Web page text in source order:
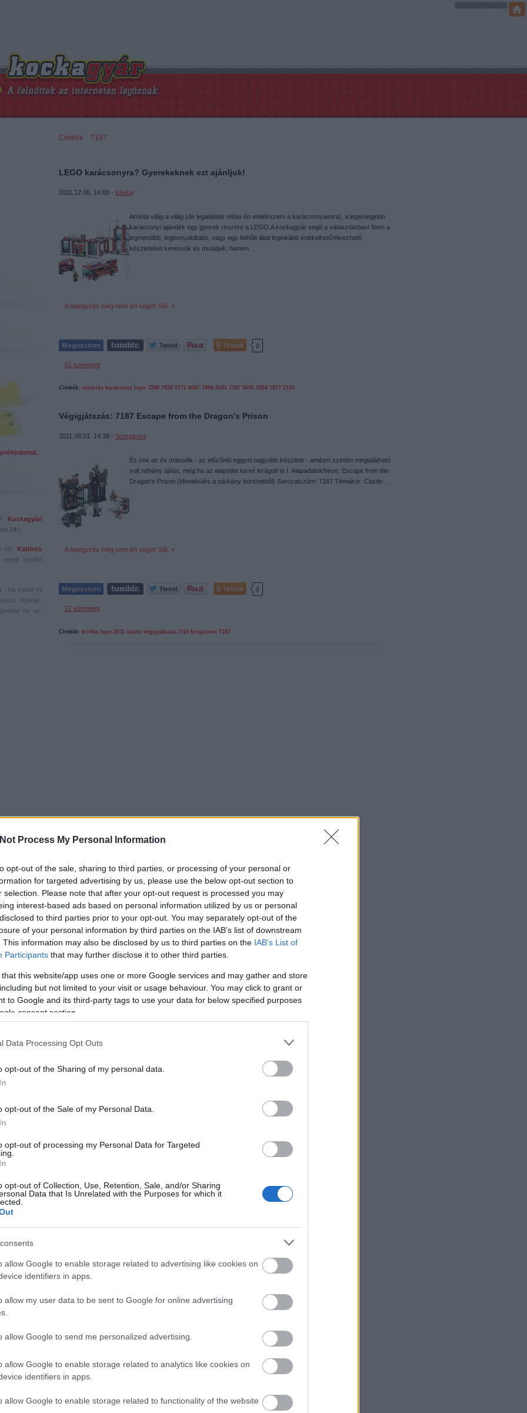
Process My Personal Information
opt-out of the sale, sharing to third parties, or processing of your personal or
for targeted advertising by us, please use the below opt-out section to
selection. Please note that after your opt-out request is processed you may
interest-based ads based on personal information utilized by us or personal
to third parties prior to your opt-out. You may separately opt-out of the
of your personal information by third parties on the IAB’s list of downstream
This information may also be disclosed by us to third parties on the IAB’s List of
Participants that may further disclose it to other third parties.
that this website/app uses one or more Google services and may gather and store
but not limited to your visit or usage behaviour. You may click to grant or
to Google and its third-party tags to use your data for below specified purposes
consent section.
Data Processing Opt Outs
opt-out of the Sharing of my personal data.
opt-out of the Sale of my Personal Data.
opt-out of processing my Personal Data for Targeted
opt-out of Collection, Use, Retention, Sale, and/or Sharing
Data that Is Unrelated with the Purposes for which it
allow Google to enable storage related to advertising like cookies on
identifiers in apps.
allow my user data to be sent to Google for online advertising
allow Google to send me personalized advertising.
allow Google to enable storage related to analytics like cookies on
identifiers in apps.
allow Google to enable storage related to functionality of the website
Kockagyári
14.)
rá!
Kattints
(utolsó
- ha tudod mi
Nyilván.
mi ez.
nem tudod
kattints!
árak
LEGO, van
játszik:
Címkék» 7187
LEGO karácsonyra? Gyerekeknek ezt ajánljuk!
2011.12.06. 14:00 - tutuka
Amióta világ a világ (de legalábbis mióta én emlékszem a karácsonyaimra), a legeslegjobb
karácsonyi ajándék egy gyerek részére a LEGO.A kockagyár segít a választásban! Nem a
legmenőbb, legbonyolultabb, vagy egy felnőtt által leginkább értékelhető/élvezhető
készleteket keressük és mutatjuk, hanem…
A bejegyzés még nem ért véget! Sőt. »
Tetszik 0
51 komment
Címkék: vásárlás karácsony lego 7208 7938 5771 8067 7498 4181 7187 5695 2504 7877 2194
Végigjátszás: 7187 Escape from the Dragon's Prison
2011.08.01. 14:38 - Scorpicore
És íme az év második - az előzőnél eggyel nagyobb készlete - amiben szintén megtalálható
volt néhány újítás, még ha az alapötlet kissé lerágott is.I. AlapadatokNeve: Escape from the
Dragon's Prison (Menekülés a sárkány börtönéből) Sorozatszám: 7187 Témakör: Castle…
A bejegyzés még nem ért véget! Sőt. »
Tetszik 0
27komment
Címkék: kritika lego 2011 castle végigjátszás 7/10 kingdoms 7187